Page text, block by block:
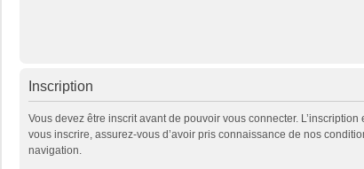
Inscription
Vous devez être inscrit avant de pouvoir vous connecter.
vous inscrire, assurez-vous d’avoir pris connaissance de nos
navigation.